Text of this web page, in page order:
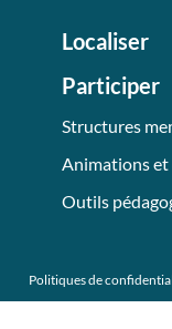
Localiser
Participer
Structures
Animations et
Outils
Politiques de